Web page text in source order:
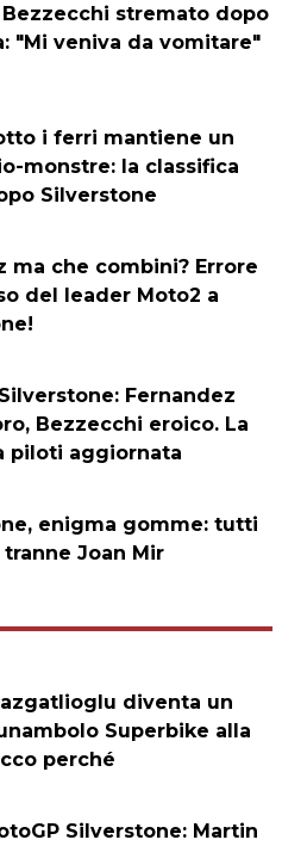
Bezzecchi stremato dopo
"Mi veniva da vomitare"
i ferri mantiene un
monstre: la classifica
Silverstone
ma che combini? Errore
del leader Moto2 a
Fernandez
Bezzecchi eroico. La
piloti aggiornata
enigma gomme: tutti
Joan Mir
diventa un
Superbike alla
perché
Silverstone: Martin